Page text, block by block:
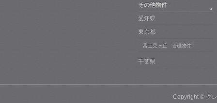
その他物件
愛知県
東京都
富士見ヶ丘 管理物件
千葉県
Copyright © グ